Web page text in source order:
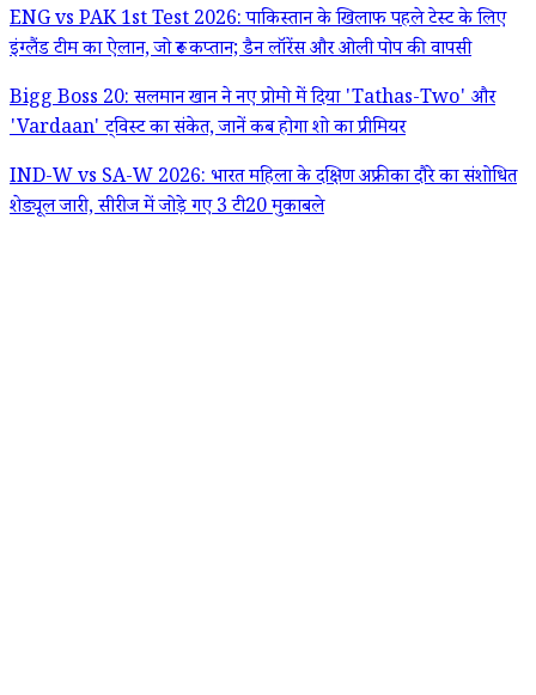
ENG vs PAK 1st Test 2026: पाकिस्तान के खिलाफ पहले टेस्ट के लिए
इंग्लैंड टीम का ऐलान, जो रूट कप्तान; डैन लॉरेंस और ओली पोप की वापसी
Bigg Boss 20: सलमान खान ने नए प्रोमो में दिया 'Tathas-Two' और
'Vardaan' ट्विस्ट का संकेत, जानें कब होगा शो का प्रीमियर
IND-W vs SA-W 2026: भारत महिला के दक्षिण अफ्रीका दौरे का संशोधित
शेड्यूल जारी, सीरीज में जोड़े गए 3 टी20 मुकाबले